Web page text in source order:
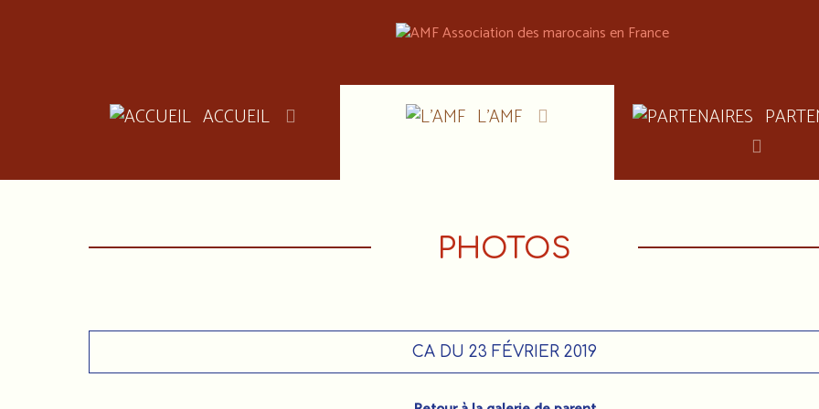
ACCUEIL L'AMF
PHOTOS
CA DU 23 FÉVRIER 2019